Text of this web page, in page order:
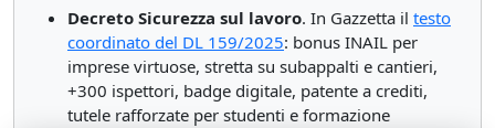
Decreto Sicurezza sul lavoro. In Gazzetta il testo
coordinato del DL 159/2025: bonus INAIL per
imprese virtuose, stretta su subappalti e cantieri,
+300 ispettori, badge digitale, patente a crediti,
tutele rafforzate per studenti e formazione